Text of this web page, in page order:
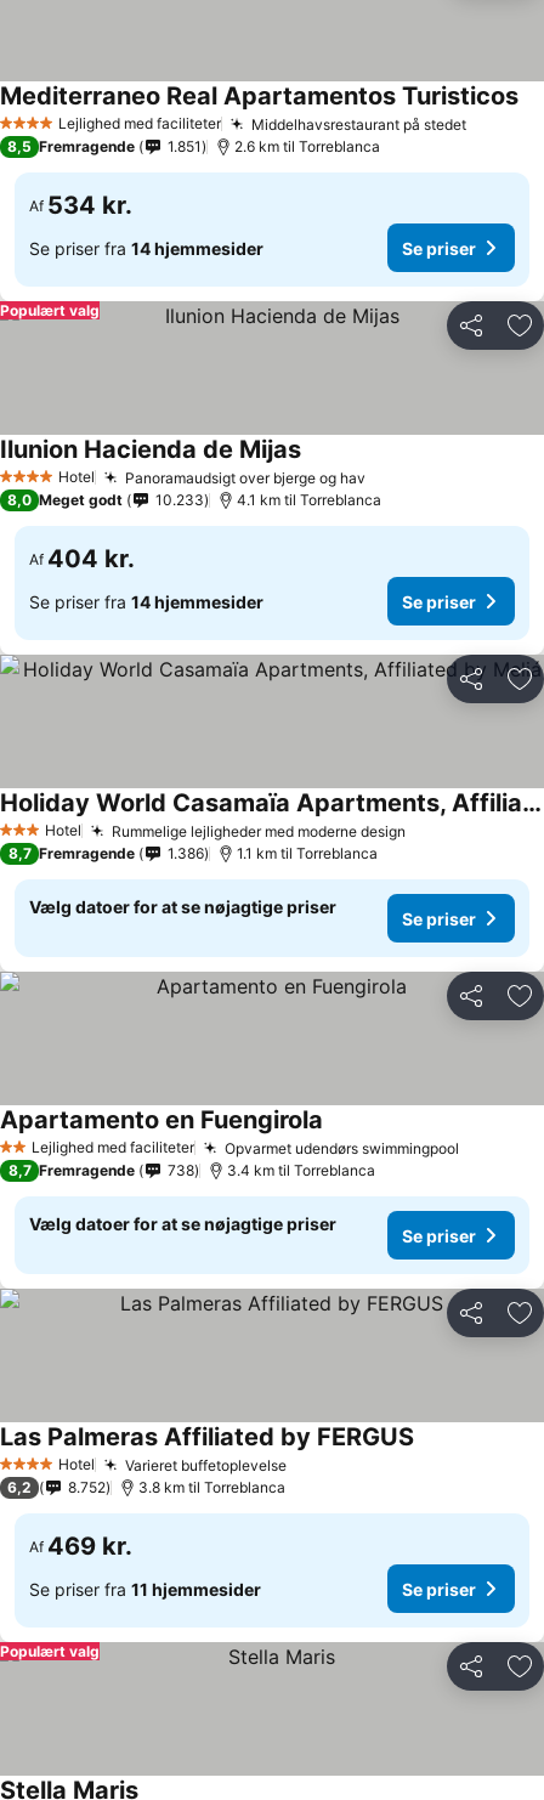
4 StjernerLejlighed med faciliteter Middelhavsrestaurant på stedetSe
Mediterraneo Real Apartamentos Turisticos
8,5 Fremragende 1.851 2.6 km til Torreblanca
Af 534 kr.
Se priser fra 14 hjemmesider Se priser
Del
Populært valg
4 StjernerHotel Panoramaudsigt over bjerge og hav
Ilunion Hacienda de MijasSe priser
8,0 Meget godt 10.233 4.1 km til Torreblanca
Af 404 kr.
Se priser fra 14 hjemmesider Se priser
Del
3 StjernerHotel Rummelige lejligheder med moderne design
Holiday World Casamaïa Apartments, Affiliated by Meliá
Se priser
8,7 Fremragende 1.386 1.1 km til Torreblanca
Vælg datoer for at se nøjagtige priser
Se priser
Del
2 StjernerLejlighed med faciliteter Opvarmet udendørs swimmingpool
Apartamento en Fuengirola
8,7 Fremragende 738 3.4 km til Torreblanca
Vælg datoer for at se nøjagtige priser
Se priser
Del
4 StjernerHotel Varieret buffetoplevelseSe priser
Las Palmeras Affiliated by FERGUS
6,2 8.752 3.8 km til Torreblanca
Af 469 kr.
Se priser fra 11 hjemmesider Se priser
Del
Populært valg
Stella Maris